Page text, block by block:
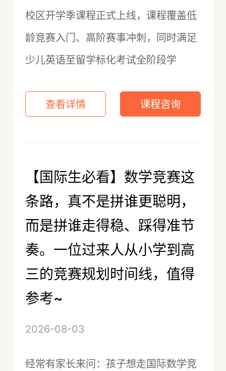
校区开学季课程正式上线，课程覆盖低
龄竞赛入门、高阶赛事冲刺，同时满足
少儿英语至留学标化考试全阶段学
查看详情 课程咨询
【国际生必看】数学竞赛这
条路，真不是拼谁更聪明，
而是拼谁走得稳、踩得准节
奏。一位过来人从小学到高
三的竞赛规划时间线，值得
参考~
2026-08-03
经常有家长来问：孩子想走国际数学竞